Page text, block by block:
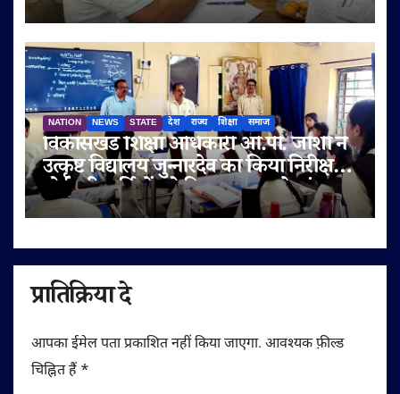
NATION NEWS STATE देश राज्य शिक्षा समाज
विकासखंड शिक्षा अधिकारी ओ.पी. जोशी ने
उत्कृष्ट विद्यालय जुन्नारदेव का किया निरीक्षण,
बोर्ड परीक्षार्थियों को दिए सफलता के मंत्र
प्रातिक्रिया दे
आपका ईमेल पता प्रकाशित नहीं किया जाएगा. आवश्यक फ़ील्ड
चिह्नित हैं *